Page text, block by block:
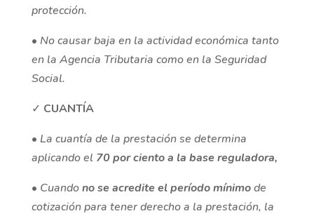
protección.
• No causar baja en la actividad económica tanto
en la Agencia Tributaria como en la Seguridad
Social.
✓ CUANTÍA
• La cuantía de la prestación se determina
aplicando el 70 por ciento a la base reguladora,
• Cuandono se acredite el período mínimode
cotización para tener derecho a la prestación, la